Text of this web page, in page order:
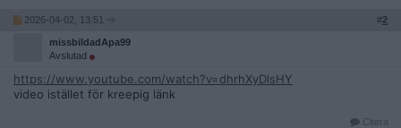
2026-04-02, 13:51 #2
missbildadApa99
Avslutad
https://www.youtube.com/watch?v=dhrhXyDlsHY
video istället för kreepig länk
Citera